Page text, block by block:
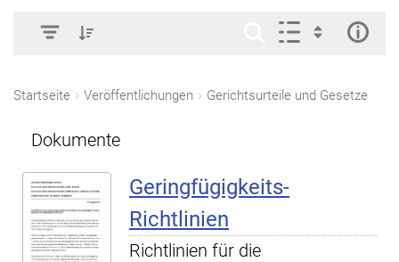
Startseite Veröffentlichungen Gerichtsurteile und Gesetze
Dokumente
Geringfügigkeits-
Richtlinien
Richtlinien für die